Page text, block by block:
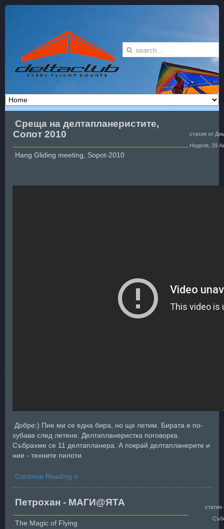
Среща на делтапланеристите,
Сопот 2010
Hang Gliding meeting, Sopot-2010
статия от
Неделя, 29
Добре:) Пие ми се една бира, но ще летим. Бирата е по-
хубава след летене. Делтапланеристка поговорка.
Събрахме се 11 делтапланера. А покрай делтапланерите и
ние - техните пилоти.
Continue Reading
Петрохан - МАГИ@ЯТА
The Magic of Flying
статия